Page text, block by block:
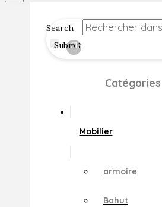
Search
Submit
Clear
Catégories
Mobilier
armoire
Bahut